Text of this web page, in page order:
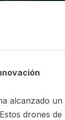
alcanzado
drones